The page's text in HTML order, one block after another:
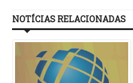
NOTÍCIAS RELACIONADAS